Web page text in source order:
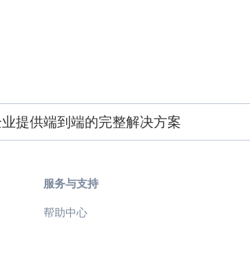
提供端到端的完整解决方案
服务与支持
帮助中心